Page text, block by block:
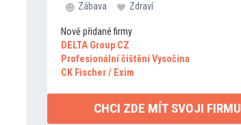
Zábava
Zdraví
Nově přidané firmy
DELTA Group CZ
Profesionální čištění Vysočina
CK Fischer / Exim
CHCI ZDE MÍT SVOJI FIRMU